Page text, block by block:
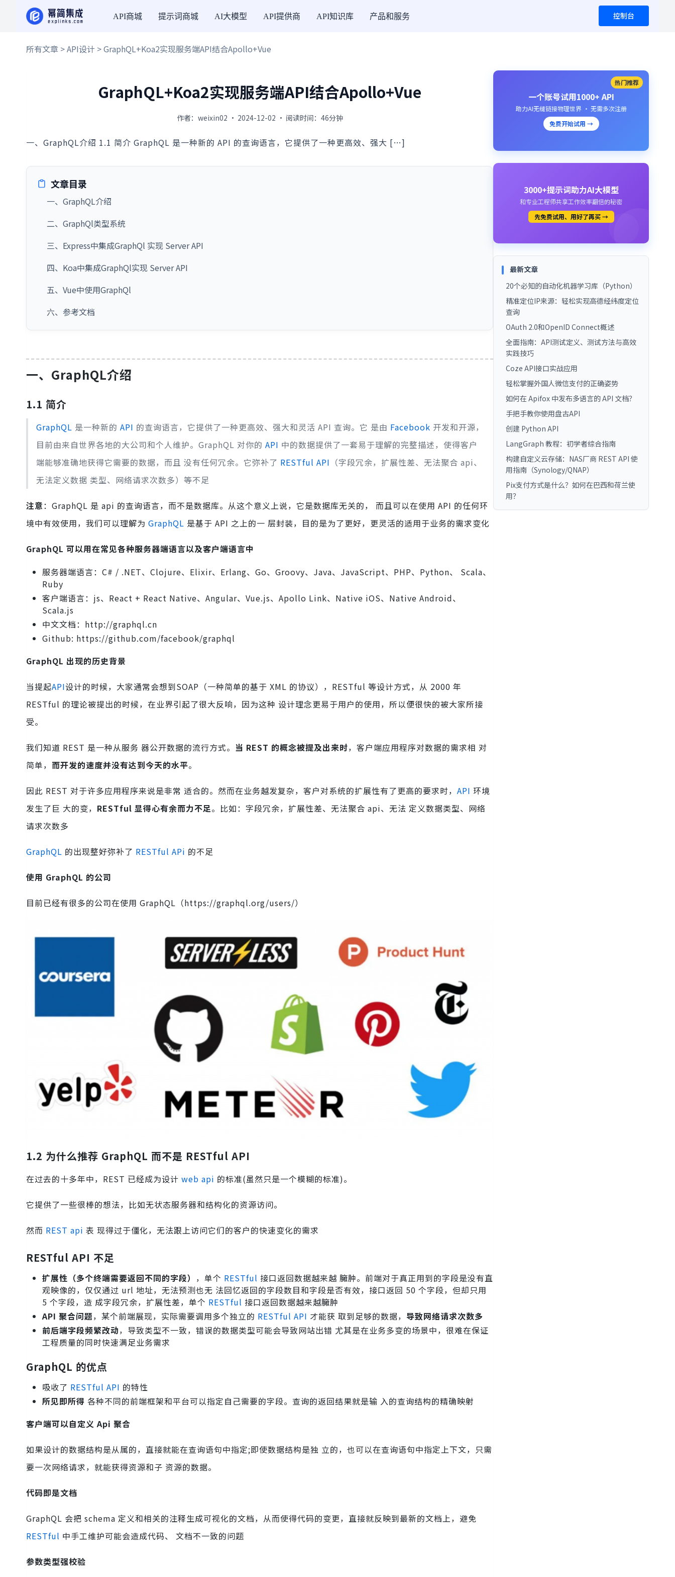
API商城 提示词商城 AI大模型 API提供商 API知识库 产品和服务 控制台
所有文章 >API设计 > GraphQL+Koa2实现服务端API结合Apollo+Vue
GraphQL+Koa2实现服务端API结合Apollo+Vue
作者：weixin02 · 2024-12-02 · 阅读时间：46分钟
一、GraphQL介绍 1.1 简介 GraphQL 是一种新的 API 的查询语言，它提供了一种更高效、强大 […]
文章目录
一、GraphQL介绍
二、GraphQl类型系统
三、Express中集成GraphQl 实现 Server API
四、Koa中集成GraphQl实现 Server API
五、Vue中使用GraphQl
六、参考文档
一、GraphQL介绍
1.1 简介
GraphQL 是一种新的 API 的查询语言，它提供了一种更高效、强大和灵活 API 查询。它 是由 Facebook 开发和开源，
目前由来自世界各地的大公司和个人维护。GraphQL 对你的 API 中的数据提供了一套易于理解的完整描述，使得客户
端能够准确地获得它需要的数据，而且 没有任何冗余。它弥补了 RESTful API （字段冗余，扩展性差、无法聚合 api、
无法定义数据 类型、网络请求次数多）等不足
注意：GraphQL 是 api 的查询语言，而不是数据库。从这个意义上说，它是数据库无关的， 而且可以在使用 API 的任何环
境中有效使用，我们可以理解为 GraphQL 是基于 API 之上的一 层封装，目的是为了更好，更灵活的适用于业务的需求变化
GraphQL 可以用在常见各种服务器端语言以及客户端语言中
服务器端语言：C# / .NET、Clojure、Elixir、Erlang、Go、Groovy、Java、JavaScript、PHP、Python、 Scala、
Ruby
客户端语言：js、React + React Native、Angular、Vue.js、Apollo Link、Native iOS、Native Android、
Scala.js
中文文档：http://graphql.cn
Github: https://github.com/facebook/graphql
GraphQL 出现的历史背景
当提起API设计的时候，大家通常会想到SOAP（一种简单的基于 XML 的协议），RESTful 等设计方式，从 2000 年
RESTful 的理论被提出的时候，在业界引起了很大反响，因为这种 设计理念更易于用户的使用，所以便很快的被大家所接
受。
我们知道 REST 是一种从服务 器公开数据的流行方式。 当 REST 的概念被提及出来时，客户端应用程序对数据的需求相 对
简单， 而开发的速度并没有达到今天的水平。
因此 REST 对于许多应用程序来说是非常 适合的。然而在业务越发复杂，客户对系统的扩展性有了更高的要求时， API 环境
发生了巨 大的变， RESTful 显得心有余而力不足。比如：字段冗余，扩展性差、无法聚合 api、无法 定义数据类型、网络
请求次数多
GraphQL 的出现整好弥补了 RESTful APi 的不足
使用 GraphQL 的公司
目前已经有很多的公司在使用 GraphQL（https://graphql.org/users/）
1.2 为什么推荐 GraphQL 而不是 RESTful API
在过去的十多年中，REST 已经成为设计 web api 的标准(虽然只是一个模糊的标准)。
它提供了一些很棒的想法，比如无状态服务器和结构化的资源访问。
然而 REST api 表 现得过于僵化，无法跟上访问它们的客户的快速变化的需求
RESTful API 不足
扩展性（多个终端需要返回不同的字段） ，单个 RESTful 接口返回数据越来越 臃肿。前端对于真正用到的字段是没有直
观映像的，仅仅通过 url 地址，无法预测也无 法回忆返回的字段数目和字段是否有效，接口返回 50 个字段，但却只用
5 个字段，造 成字段冗余，扩展性差，单个 RESTful 接口返回数据越来越臃肿
API 聚合问题，某个前端展现，实际需要调用多个独立的 RESTful API 才能获 取到足够的数据， 导致网络请求次数多
前后端字段频繁改动，导致类型不一致，错误的数据类型可能会导致网站出错 尤其是在业务多变的场景中，很难在保证
工程质量的同时快速满足业务需求
GraphQL 的优点
吸收了 RESTful API 的特性
所见即所得 各种不同的前端框架和平台可以指定自己需要的字段。查询的返回结果就是输 入的查询结构的精确映射
客户端可以自定义 Api 聚合
如果设计的数据结构是从属的，直接就能在查询语句中指定;即使数据结构是独 立的，也可以在查询语句中指定上下文，只需
要一次网络请求，就能获得资源和子 资源的数据。
代码即是文档
GraphQL 会把 schema 定义和相关的注释生成可视化的文档，从而使得代码的变更，直接就反映到最新的文档上，避免
RESTful 中手工维护可能会造成代码、 文档不一致的问题
参数类型强校验
热门推荐
一个账号试用1000+ API
助力AI无缝链接物理世界 · 无需多次注册
免费开始试用 →
3000+提示词助力AI大模型
和专业工程师共享工作效率翻倍的秘密
先免费试用、用好了再买 →
最新文章
20个必知的自动化机器学习库（Python）
精准定位IP来源：轻松实现高德经纬度定位
查询
OAuth 2.0和OpenID Connect概述
全面指南：API测试定义、测试方法与高效
实践技巧
Coze API接口实战应用
轻松掌握外国人微信支付的正确姿势
如何在 Apifox 中发布多语言的 API 文档？
手把手教你使用盘古API
创建 Python API
LangGraph 教程：初学者综合指南
构建自定义云存储：NAS厂商 REST API 使
用指南（Synology/QNAP）
Pix支付方式是什么？如何在巴西和荷兰使
用？